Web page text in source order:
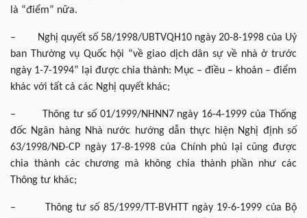
là “điểm” nữa.
– Nghị quyết số 58/1998/UBTVQH10 ngày 20-8-1998 của Uỷ
ban Thường vụ Quốc hội “về giao dịch dân sự về nhà ở trước
ngày 1-7-1994” lại được chia thành: Mục – điều – khoản – điểm
khác với tất cả các Nghị quyết khác;
– Thông tư số 01/1999/NHNN7 ngày 16-4-1999 của Thống
đốc Ngân hàng Nhà nước hướng dẫn thực hiện Nghị định số
63/1998/NĐ-CP ngày 17-8-1998 của Chính phủ lại cũng được
chia thành các chương mà không chia thành phần như các
Thông tư khác;
– Thông tư số 85/1999/TT-BVHTT ngày 19-6-1999 của Bộ